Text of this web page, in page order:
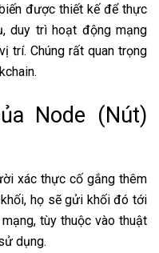
được thiết kế để thực
duy trì hoạt động mạng
trí. Chúng rất quan trọng
Node (Nút)
xác thực cố gắng thêm
họ sẽ gửi khối đó tới
tùy thuộc vào thuật
dụng.